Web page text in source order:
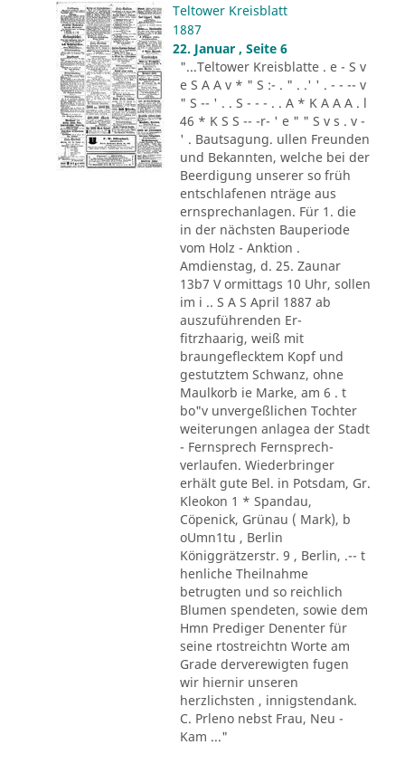
Teltower Kreisblatt
1887
22. Januar , Seite 6
"...Teltower Kreisblatte . e - S v
e S A A v * " S :- . " . .' ' . - - -- v
" S -- ' . . S - - - . . A * K A A A . l
46 * K S S -- -r- ' e " " S v s . v -
' . Bautsagung. ullen Freunden
und Bekannten, welche bei der
Beerdigung unserer so früh
entschlafenen nträge aus
ernsprechanlagen. Für 1. die
in der nächsten Bauperiode
vom Holz - Anktion .
Amdienstag, d. 25. Zaunar
13b7 V ormittags 10 Uhr, sollen
im i .. S A S April 1887 ab
auszuführenden Er-
fitrzhaarig, weiß mit
braungeflecktem Kopf und
gestutztem Schwanz, ohne
Maulkorb ie Marke, am 6 . t
bo"v unvergeßlichen Tochter
weiterungen anlagea der Stadt
- Fernsprech Fernsprech-
verlaufen. Wiederbringer
erhält gute Bel. in Potsdam, Gr.
Kleokon 1 * Spandau,
Cöpenick, Grünau ( Mark), b
oUmn1tu , Berlin
Königgrätzerstr. 9 , Berlin, .-- t
henliche Theilnahme
betrugten und so reichlich
Blumen spendeten, sowie dem
Hmn Prediger Denenter für
seine rtostreichtn Worte am
Grade derverewigten fugen
wir hiernir unseren
herzlichsten , innigstendank.
C. Prleno nebst Frau, Neu -
Kam ..."